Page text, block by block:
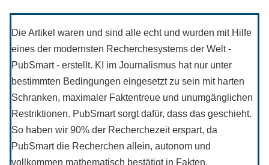
Die Artikel waren und sind alle echt und wurden mit Hilfe
eines der modernsten Recherchesystems der Welt -
PubSmart - erstellt. KI im Journalismus hat nur unter
bestimmten Bedingungen eingesetzt zu sein mit harten
Schranken, maximaler Faktentreue und unumgänglichen
Restriktionen. PubSmart sorgt dafür, dass das geschieht.
So haben wir 90% der Recherchezeit erspart, da
PubSmart die Recherchen allein, autonom und
vollkommen mathematisch bestätigt in Fakten,